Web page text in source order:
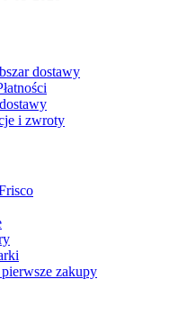
dostawy
i zwroty
zakupy